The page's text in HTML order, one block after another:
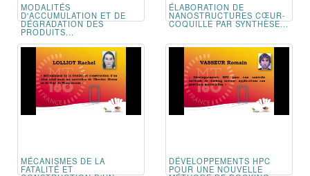
MODALITÉS
D'ACCUMULATION ET DE
DÉGRADATION DES
PRODUITS...
ÉLABORATION DE
NANOSTRUCTURES CŒUR-
COQUILLE PAR SYNTHÈSE...
MÉCANISMES DE LA
FATALITÉ ET
DÉVELOPPEMENTS HPC
POUR UNE NOUVELLE